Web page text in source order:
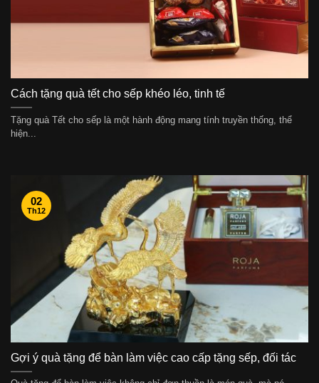
Cách tặng quà tết cho sếp khéo léo, tinh tế
Tặng quà Tết cho sếp là một hành động mang tính truyền thống, thể
hiện...
Gợi ý quà tặng để bàn làm việc cao cấp tặng sếp, đối tác
02
Th12